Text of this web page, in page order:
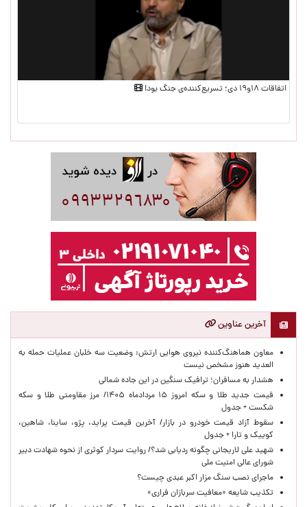
اتفاقات ۱۸و۱۹ دی؛ تسریع‌کننده‌ی جنگ بود!
آخرین عناوین
معاون هماهنگ‌کننده نیروی هوایی ارتش: وضعیت سه خلبان عملیات حمله به
العدید هنوز مشخص نیست
هشدار به مسافران؛ ترافیک سنگین در این جاده شمالی
قیمت جدید طلا و سکه امروز ۱۵ مردادماه ۱۴۰۵/ مرز مقاومتی طلا و سکه
شکست + جدول
سقوط آزاد قیمت خودرو در بازار/ آخرین قیمت پراید، پژو، ساینا، شاهین،
کوییک و تارا + جدول
شهید علی لاریجانی چگونه ردیابی شد؟/ روایت سردار کوثری از نحوه شهادت دبیر
شورای عالی امنیت ملی
ماجرای نصب سنگ مزار اکبر عبدی چیست؟
تکذیب شایعه «معافیت سربازان فراری»